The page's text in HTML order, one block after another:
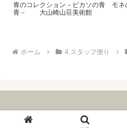
青のコレクション－ピカソの青 モネ
青－ 大山崎山荘美術館
ホーム 4.スタッフ便り
© 2006 The Institute